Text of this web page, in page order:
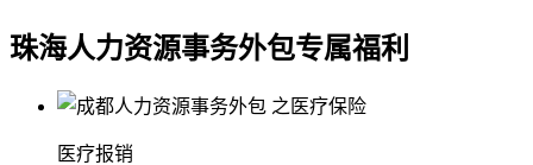
珠海人力资源事务外包专属福利
医疗报销